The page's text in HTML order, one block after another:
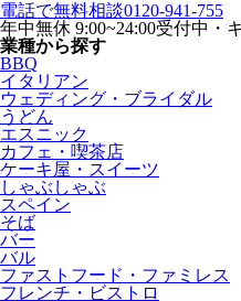
電話で無料相談0120-941-755
年中無休 9:00~24:00受付中・
業種から探す
BBQ
イタリアン
ウェディング・ブライダル
うどん
エスニック
カフェ・喫茶店
ケーキ屋・スイーツ
しゃぶしゃぶ
スペイン
そば
バー
バル
ファストフード・ファミレス
フレンチ・ビストロ